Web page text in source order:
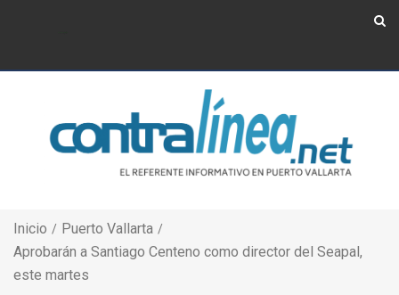
Inicio
Puerto Vallarta
Aprobarán a Santiago Centeno como director del Seapal,
este martes